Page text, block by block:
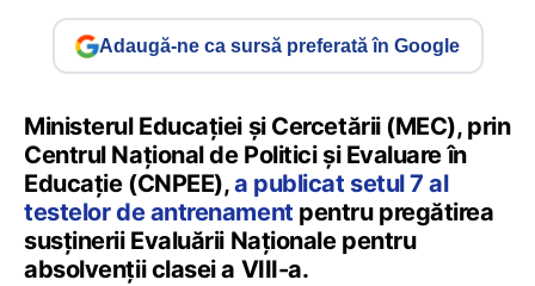
Adaugă-ne ca sursă preferată în Google
Ministerul Educației și Cercetării (MEC), prin
Centrul Național de Politici și Evaluare în
Educație (CNPEE),a publicat setul 7 al
testelor de antrenament pentru pregătirea
susținerii Evaluării Naționale pentru
absolvenții clasei a VIII-a.